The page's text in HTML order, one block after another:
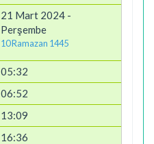
21 Mart 2024 -
Perşembe
10 Ramazan 1445
05:32
06:52
13:09
16:36